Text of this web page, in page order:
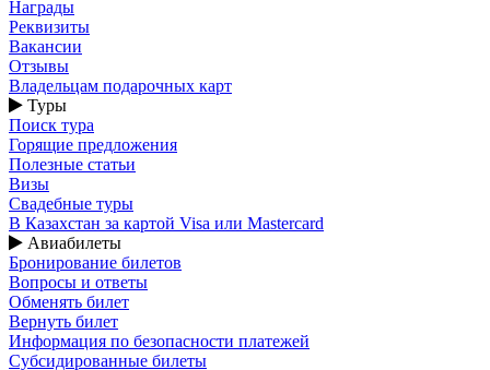
Награды
Реквизиты
Вакансии
Отзывы
Владельцам подарочных карт
Туры
Поиск тура
Горящие предложения
Полезные статьи
Визы
Свадебные туры
В Казахстан за картой Visa или Masterсard
Авиабилеты
Бронирование билетов
Вопросы и ответы
Обменять билет
Вернуть билет
Информация по безопасности платежей
Субсидированные билеты